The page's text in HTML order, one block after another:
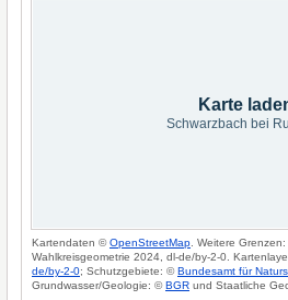
Karte
Schwarzbach bei
Kartendaten ©OpenStreetMap . Weitere
Wahlkreisgeometrie 2024, dl-de/by-2-0.
de/by-2-0; Schutzgebiete: ©Bundesamt für
Grundwasser/Geologie: ©BGR und Staatliche